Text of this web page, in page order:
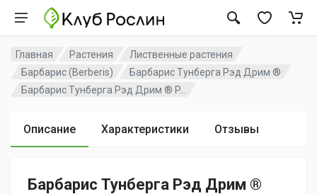
Главная Растения
Лиственные растения
Барбарис (Berberis)
Барбарис Тунберга Рэд Дрим ®
Барбарис Тунберга Рэд Дрим ® P...
Описание Характеристики Отзывы
Барбарис Тунберга Рэд Дрим ®